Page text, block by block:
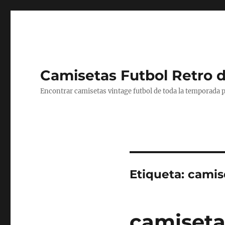
Camisetas Futbol Retro
Encontrar camisetas vintage futbol de toda la temporada
Etiqueta: